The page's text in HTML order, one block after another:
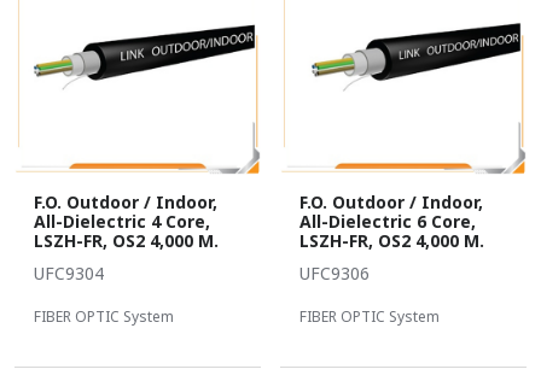
F.O. Outdoor / Indoor,
All-Dielectric 4 Core,
LSZH-FR, OS2 4,000 M.
UFC9304
FIBER OPTIC System
F.O. Outdoor / Indoor,
All-Dielectric 6 Core,
LSZH-FR, OS2 4,000 M.
UFC9306
FIBER OPTIC System